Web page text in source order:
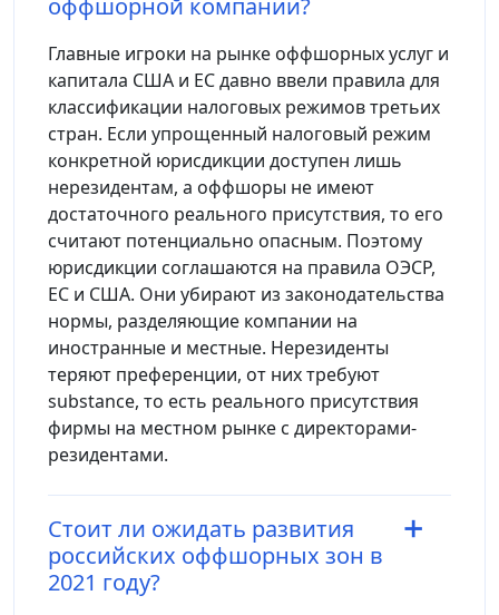
Главные игроки на рынке оффшорных услуг и
капитала США и ЕС давно ввели правила для
классификации налоговых режимов третьих
стран. Если упрощенный налоговый режим
конкретной юрисдикции доступен лишь
нерезидентам, а оффшоры не имеют
достаточного реального присутствия, то его
считают потенциально опасным. Поэтому
юрисдикции соглашаются на правила ОЭСР,
ЕС и США. Они убирают из законодательства
нормы, разделяющие компании на
иностранные и местные. Нерезиденты
теряют преференции, от них требуют
substance, то есть реального присутствия
фирмы на местном рынке с директорами-
резидентами.
Стоит ли ожидать развития
российских оффшорных зон в
2021 году?